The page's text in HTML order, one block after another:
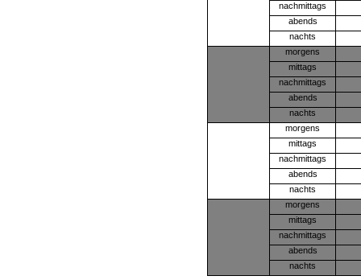
nachmittags
abends
nachts
morgens
mittags
nachmittags
abends
nachts
morgens
mittags
nachmittags
abends
nachts
morgens
mittags
nachmittags
abends
nachts